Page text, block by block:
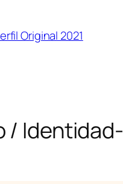
Original 2021
/ Identidad-